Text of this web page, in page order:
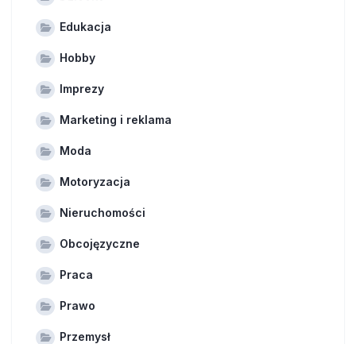
Edukacja
Hobby
Imprezy
Marketing i reklama
Moda
Motoryzacja
Nieruchomości
Obcojęzyczne
Praca
Prawo
Przemysł